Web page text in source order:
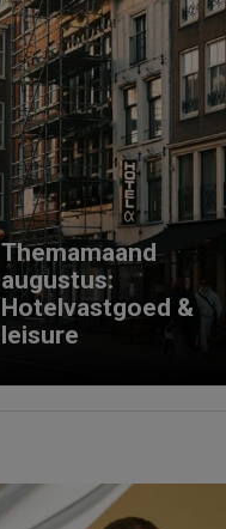
Themamaand
augustus:
Hotelvastgoed &
leisure